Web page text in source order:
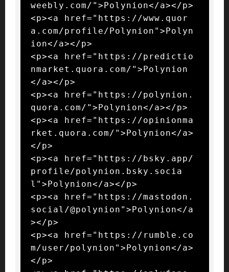
weebly.com/">Polynion</a></p>
<p><a href="https://www.quor
a.com/profile/Polynion">Polyn
ion</a></p>
<p><a href="https://predictio
nmarket.quora.com/">Polynion
</a></p>
<p><a href="https://polynion.
quora.com/">Polynion</a></p>
<p><a href="https://opinionma
rket.quora.com/">Polynion</a>
</p>
<p><a href="https://bsky.app/
profile/polynion.bsky.socia
l">Polynion</a></p>
<p><a href="https://mastodon.
social/@polynion">Polynion</a
></p>
<p><a href="https://rumble.co
m/user/polynion">Polynion</a>
</p>